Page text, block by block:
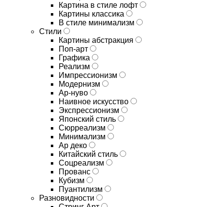
Картина в стиле лофт
Картины классика
В стиле минимализм
Стили
Картины абстракция
Поп-арт
Графика
Реализм
Импрессионизм
Модернизм
Ар-нуво
Наивное искусство
Экспрессионизм
Японский стиль
Сюрреализм
Минимализм
Ар деко
Китайский стиль
Соцреализм
Прованс
Кубизм
Пуантилизм
Разновидности